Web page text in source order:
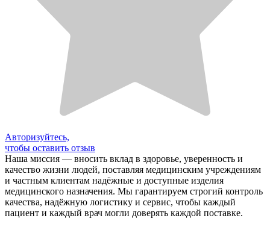
Авторизуйтесь,
чтобы оставить отзыв
Наша миссия — вносить вклад в здоровье, уверенность и
качество жизни людей, поставляя медицинским учреждениям
и частным клиентам надёжные и доступные изделия
медицинского назначения. Мы гарантируем строгий контроль
качества, надёжную логистику и сервис, чтобы каждый
пациент и каждый врач могли доверять каждой поставке.